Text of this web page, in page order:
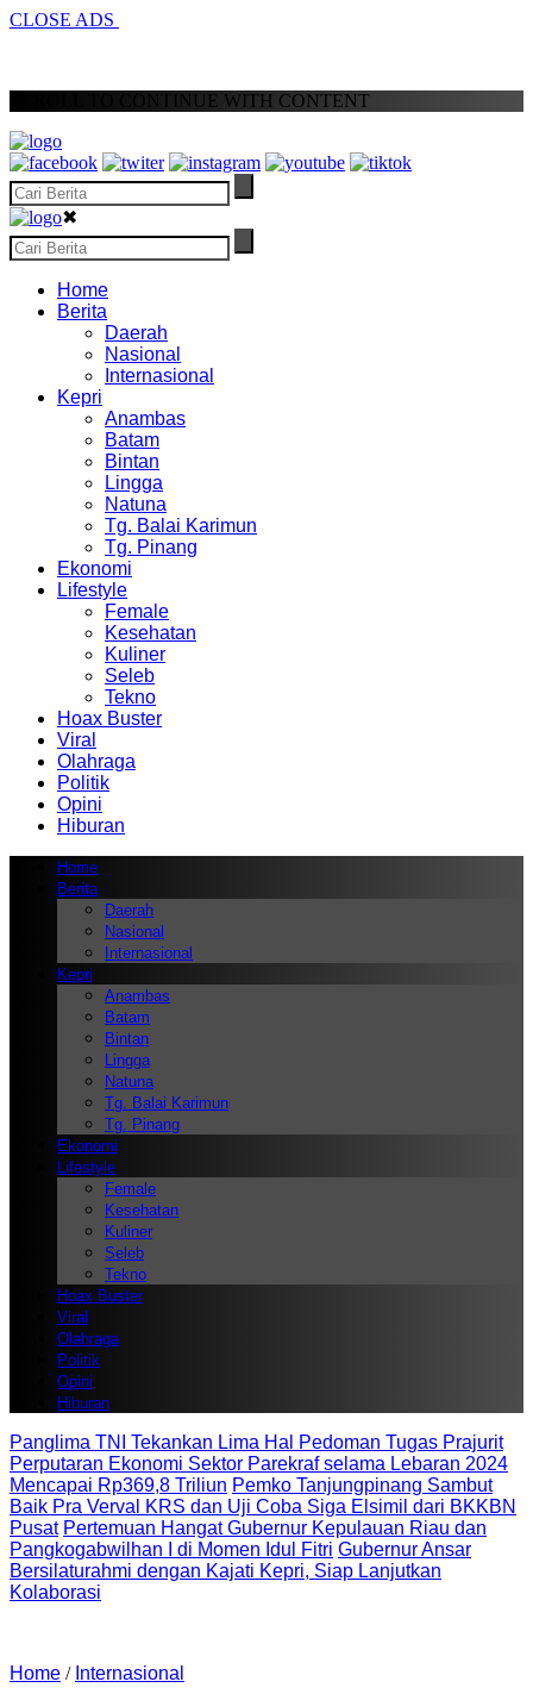
CLOSE ADS
SCROLL TO CONTINUE WITH CONTENT
✖
Home
Berita
Daerah
Nasional
Internasional
Kepri
Anambas
Batam
Bintan
Lingga
Natuna
Tg. Balai Karimun
Tg. Pinang
Ekonomi
Lifestyle
Female
Kesehatan
Kuliner
Seleb
Tekno
Hoax Buster
Viral
Olahraga
Politik
Opini
Hiburan
Home
Berita
Daerah
Nasional
Internasional
Kepri
Anambas
Batam
Bintan
Lingga
Natuna
Tg. Balai Karimun
Tg. Pinang
Ekonomi
Lifestyle
Female
Kesehatan
Kuliner
Seleb
Tekno
Hoax Buster
Viral
Olahraga
Politik
Opini
Hiburan
Panglima TNI Tekankan Lima Hal Pedoman Tugas Prajurit
Perputaran Ekonomi Sektor Parekraf selama Lebaran 2024
Mencapai Rp369,8 Triliun Pemko Tanjungpinang Sambut
Baik Pra Verval KRS dan Uji Coba Siga Elsimil dari BKKBN
Pusat Pertemuan Hangat Gubernur Kepulauan Riau dan
Pangkogabwilhan I di Momen Idul Fitri Gubernur Ansar
Bersilaturahmi dengan Kajati Kepri, Siap Lanjutkan
Kolaborasi
Home / Internasional